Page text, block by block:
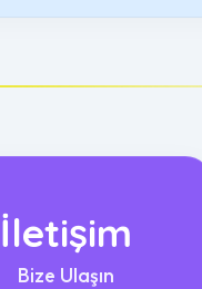
İletişim
Bize Ulaşın